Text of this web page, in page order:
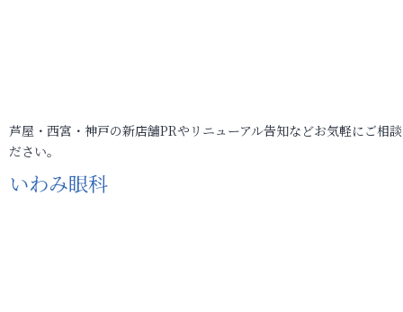
芦屋・西宮・神戸の新店舗PRやリニューアル告知などお気軽にご相
ださい。
いわみ眼科